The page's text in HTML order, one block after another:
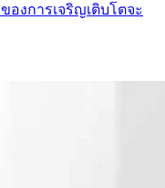
งการเจริญเติบโตจะ